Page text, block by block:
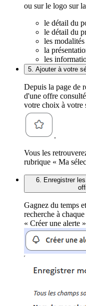
ou sur le logo sur
le détail du
le détail du
les
la
les
5. Ajouter à votre
Depuis la page de
d'une offre
votre choix à votre
.
Vous les
rubrique « Ma
6. Enregistrer
Gagnez du temps
recherche à
« Créer une alerte